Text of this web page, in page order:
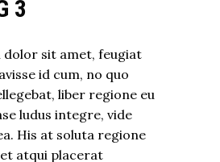
3
dolor sit amet, feugiat
id cum, no quo
liber regione eu
ludus integre, vide
His at soluta regione
atqui placerat